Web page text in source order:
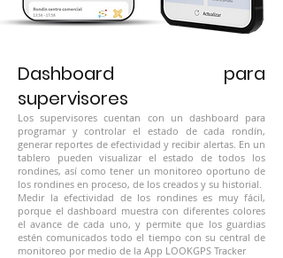
Dashboard para
supervisores
Los supervisores cuentan con un dashboard para
programar y controlar el estado de cada rondín,
generar reportes de efectividad y recibir alertas. En un
tablero pueden visualizar el estado de todos los
rondines, así como tener un monitoreo oportuno de
los rondines en proceso, de los creados y su historial.
Medir la efectividad de los rondines es muy fácil,
porque el dashboard muestra con diferentes colores
el avance de cada uno, y permite que los guardias
estén comunicados todo el tiempo con su central de
monitoreo por medio de la App LOOKGPS Tracker